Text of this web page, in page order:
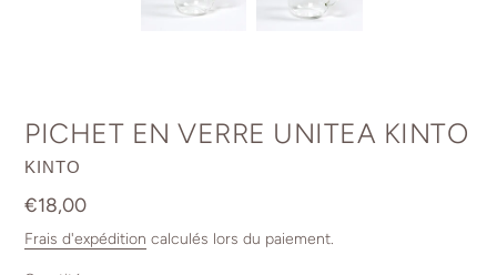
PICHET EN VERRE UNITEA KINTO
DISTRIBUTEUR
KINTO
Prix
normal
€18,00
Frais d'expédition calculés lors du paiement.